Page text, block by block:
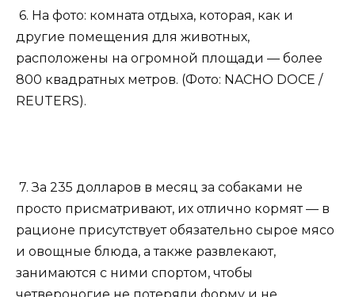
6. На фото: комната отдыха, которая, как и
другие помещения для животных,
расположены на огромной площади — более
800 квадратных метров. (Фото: NACHO DOCE /
REUTERS).
7. За 235 долларов в месяц за собаками не
просто присматривают, их отлично кормят — в
рационе присутствует обязательно сырое мясо
и овощные блюда, а также развлекают,
занимаются с ними спортом, чтобы